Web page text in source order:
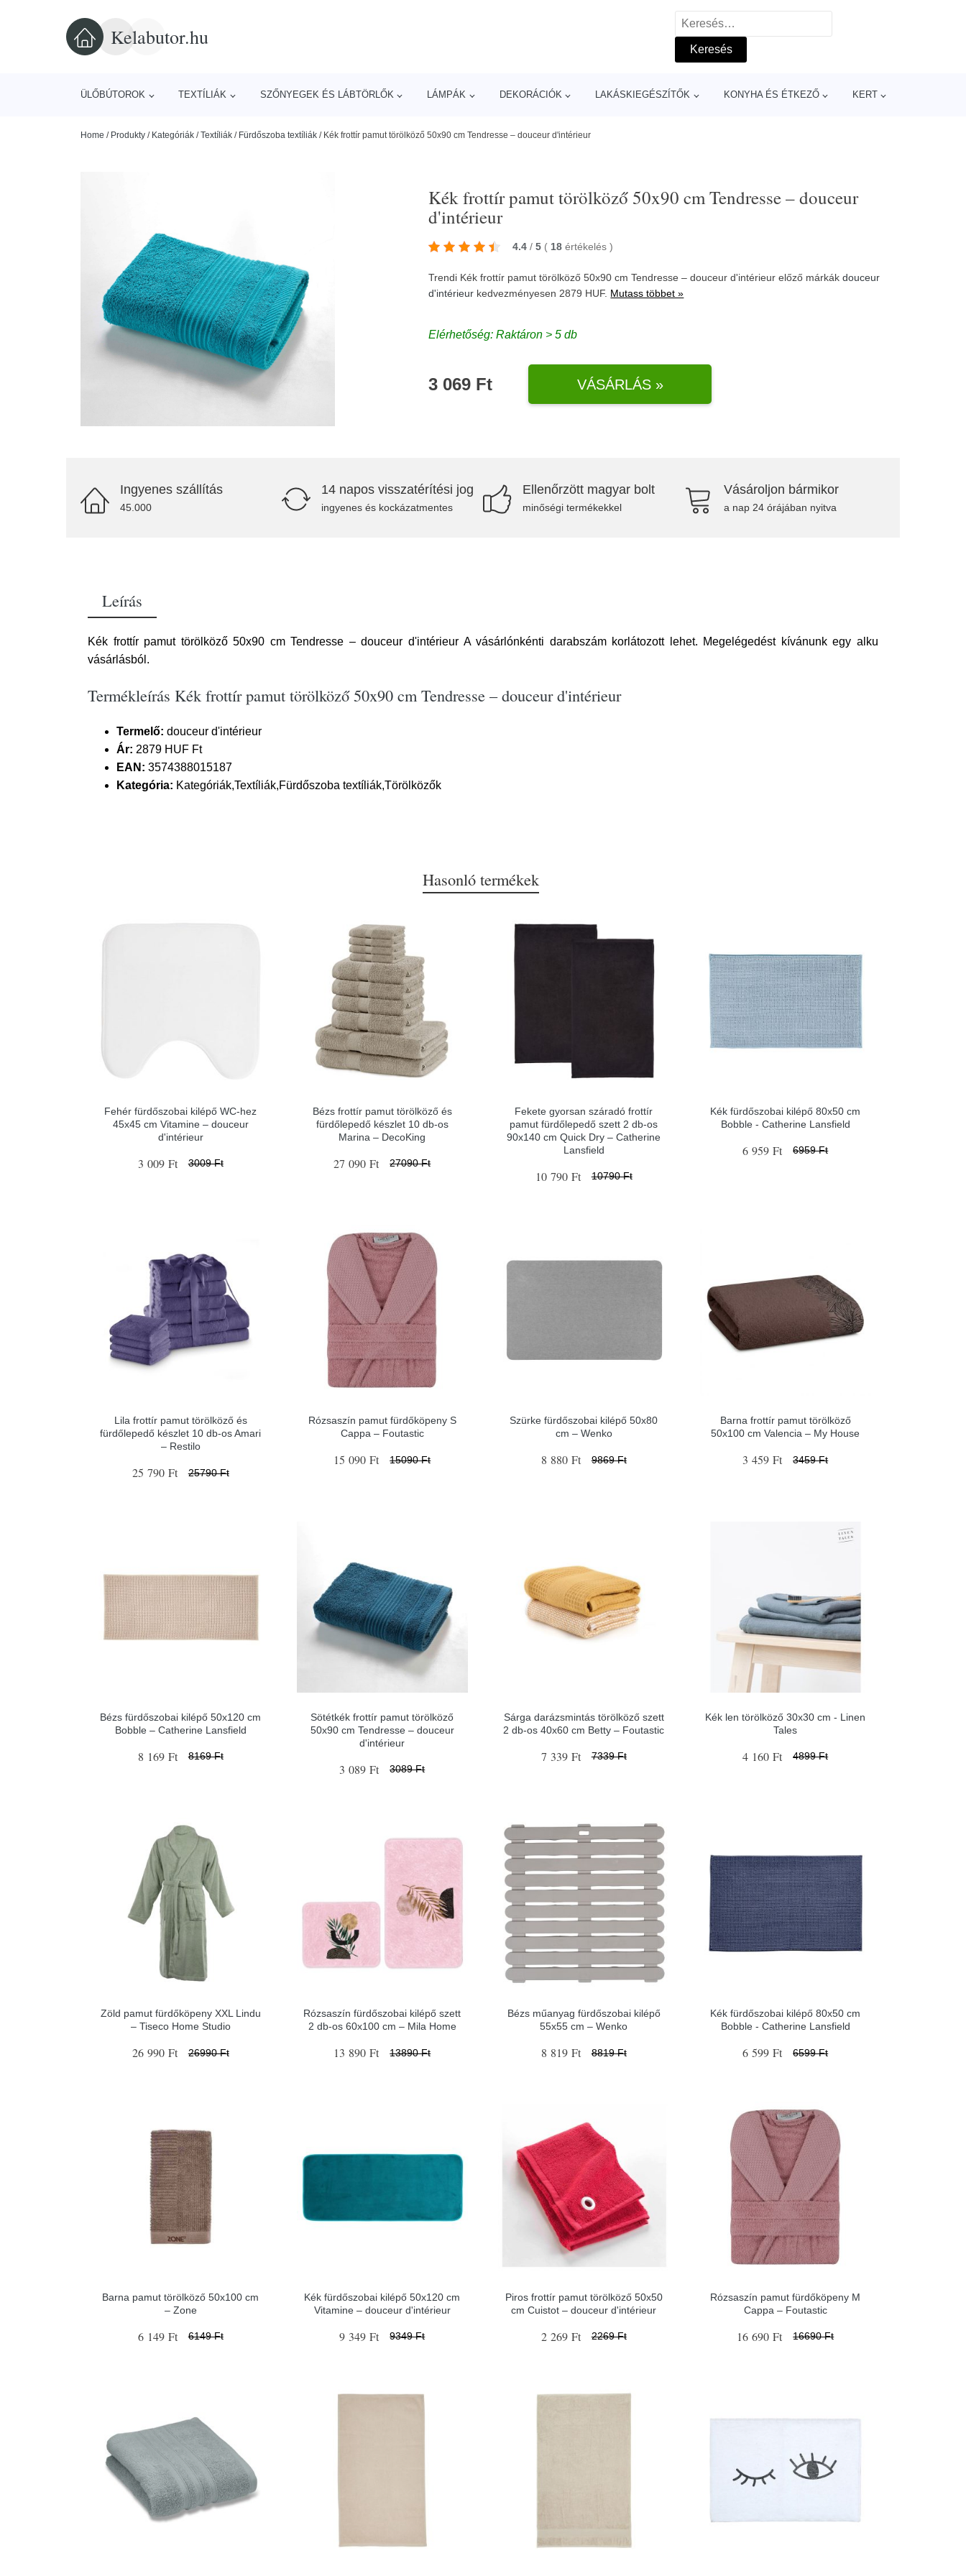
Kelabutor.hu
Keresés:
ÜLŐBÚTOROK TEXTÍLIÁK SZŐNYEGEK ÉS LÁBTÖRLŐK LÁMPÁK DEKORÁCIÓK LAKÁSKIEGÉSZÍTŐK KONYHA ÉS ÉTKEZŐ KERT
Home / Produkty / Kategóriák /Textíliák / Fürdőszoba textíliák / Kék frottír pamut törölköző 50x90 cm Tendresse – douceur d'intérieur
Kék frottír pamut törölköző 50x90 cm Tendresse – douceur
d'intérieur
4.4 / 5 ( 18 értékelés)
Trendi Kék frottír pamut törölköző 50x90 cm Tendresse – douceur d'intérieur előző márkákdouceur
d'intérieur kedvezményesen 2879 HUF. Mutass többet »
Elérhetőség: Raktáron > 5 db
3 069 Ft VÁSÁRLÁS »
Ingyenes szállítás
45.000
14 napos visszatérítési jog
ingyenes és kockázatmentes
Ellenőrzött magyar bolt
minőségi termékekkel
Vásároljon bármikor
a nap 24 órájában nyitva
Leírás
Kék frottír pamut törölköző 50x90 cm Tendresse – douceur d'intérieur A vásárlónkénti darabszám korlátozott lehet. Megelégedést kívánunk egy alku
vásárlásból.
Termékleírás Kék frottír pamut törölköző 50x90 cm Tendresse – douceur d'intérieur
Termelő: douceur d'intérieur
Ár: 2879 HUF Ft
EAN: 3574388015187
Kategória: Kategóriák,Textíliák,Fürdőszoba textíliák,Törölközők
Hasonló termékek
Fehér fürdőszobai kilépő WC-hez
45x45 cm Vitamine – douceur
d'intérieur
3 009 Ft 3009 Ft
Bézs frottír pamut törölköző és
fürdőlepedő készlet 10 db-os
Marina – DecoKing
27 090 Ft 27090 Ft
Fekete gyorsan száradó frottír
pamut fürdőlepedő szett 2 db-os
90x140 cm Quick Dry – Catherine
Lansfield
10 790 Ft 10790 Ft
Kék fürdőszobai kilépő 80x50 cm
Bobble - Catherine Lansfield
6 959 Ft 6959 Ft
Lila frottír pamut törölköző és
fürdőlepedő készlet 10 db-os Amari
– Restilo
25 790 Ft 25790 Ft
Rózsaszín pamut fürdőköpeny S
Cappa – Foutastic
15 090 Ft 15090 Ft
Szürke fürdőszobai kilépő 50x80
cm – Wenko
8 880 Ft 9869 Ft
Barna frottír pamut törölköző
50x100 cm Valencia – My House
3 459 Ft 3459 Ft
Bézs fürdőszobai kilépő 50x120 cm
Bobble – Catherine Lansfield
8 169 Ft 8169 Ft
Sötétkék frottír pamut törölköző
50x90 cm Tendresse – douceur
d'intérieur
3 089 Ft 3089 Ft
Sárga darázsmintás törölköző szett
2 db-os 40x60 cm Betty – Foutastic
7 339 Ft 7339 Ft
Kék len törölköző 30x30 cm - Linen
Tales
4 160 Ft 4899 Ft
Zöld pamut fürdőköpeny XXL Lindu
– Tiseco Home Studio
26 990 Ft 26990 Ft
Rózsaszín fürdőszobai kilépő szett
2 db-os 60x100 cm – Mila Home
13 890 Ft 13890 Ft
Bézs műanyag fürdőszobai kilépő
55x55 cm – Wenko
8 819 Ft 8819 Ft
Kék fürdőszobai kilépő 80x50 cm
Bobble - Catherine Lansfield
6 599 Ft 6599 Ft
Barna pamut törölköző 50x100 cm
– Zone
6 149 Ft 6149 Ft
Kék fürdőszobai kilépő 50x120 cm
Vitamine – douceur d'intérieur
9 349 Ft 9349 Ft
Piros frottír pamut törölköző 50x50
cm Cuistot – douceur d'intérieur
2 269 Ft 2269 Ft
Rózsaszín pamut fürdőköpeny M
Cappa – Foutastic
16 690 Ft 16690 Ft